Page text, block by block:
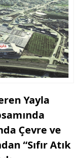
Yayla
Çevre ve
“Sıfır Atık